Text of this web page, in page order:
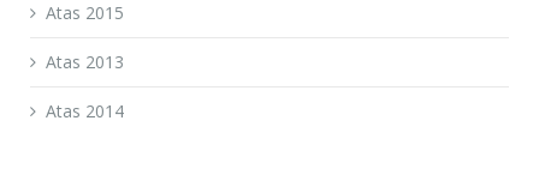
Atas 2015
Atas 2013
Atas 2014